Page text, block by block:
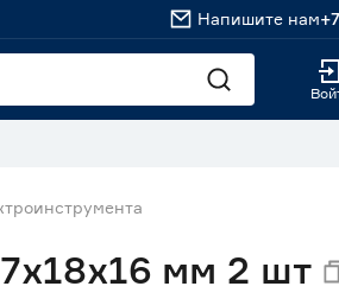
Напишите нам
мм 2 шт